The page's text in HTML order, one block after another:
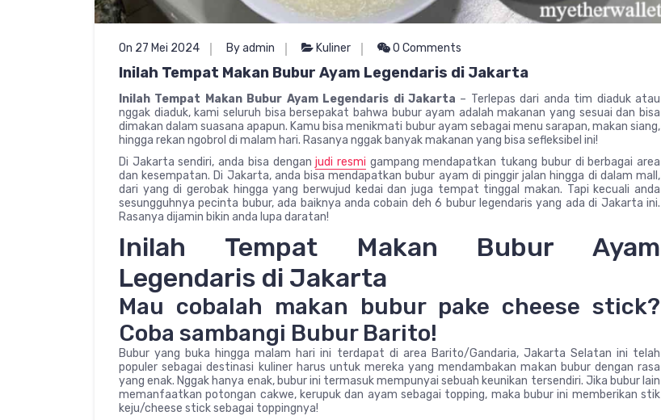
On 27 Mei 2024 By admin Kuliner 0 Comments
Inilah Tempat Makan Bubur Ayam Legendaris di Jakarta
Inilah Tempat Makan Bubur Ayam Legendaris di Jakarta – Terlepas dari anda tim diaduk atau
nggak diaduk, kami seluruh bisa bersepakat bahwa bubur ayam adalah makanan yang sesuai dan bisa
dimakan dalam suasana apapun. Kamu bisa menikmati bubur ayam sebagai menu sarapan, makan siang,
hingga rekan ngobrol di malam hari. Rasanya nggak banyak makanan yang bisa sefleksibel ini!
Di Jakarta sendiri, anda bisa denganjudi resmi gampang mendapatkan tukang bubur di berbagai area
dan kesempatan. Di Jakarta, anda bisa mendapatkan bubur ayam di pinggir jalan hingga di dalam mall,
dari yang di gerobak hingga yang berwujud kedai dan juga tempat tinggal makan. Tapi kecuali anda
sesungguhnya pecinta bubur, ada baiknya anda cobain deh 6 bubur legendaris yang ada di Jakarta ini.
Rasanya dijamin bikin anda lupa daratan!
Inilah Tempat Makan Bubur Ayam
Legendaris di Jakarta
Mau cobalah makan bubur pake cheese stick?
Coba sambangi Bubur Barito!
Bubur yang buka hingga malam hari ini terdapat di area Barito/Gandaria, Jakarta Selatan ini telah
populer sebagai destinasi kuliner harus untuk mereka yang mendambakan makan bubur dengan rasa
yang enak. Nggak hanya enak, bubur ini termasuk mempunyai sebuah keunikan tersendiri. Jika bubur lain
memanfaatkan potongan cakwe, kerupuk dan ayam sebagai topping, maka bubur ini memberikan stik
keju/cheese stick sebagai toppingnya!